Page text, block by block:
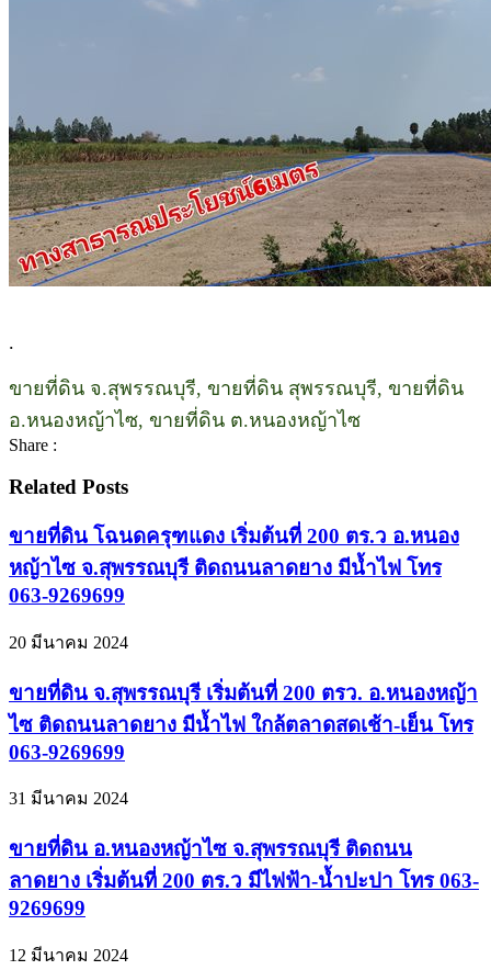
.
ขายที่ดิน จ.สุพรรณบุรี, ขายที่ดิน สุพรรณบุรี, ขายที่ดิน
อ.หนองหญ้าไซ, ขายที่ดิน ต.หนองหญ้าไซ
Share :
Related Posts
ขายที่ดิน โฉนดครุฑแดง เริ่มต้นที่ 200 ตร.ว อ.หนอง
หญ้าไซ จ.สุพรรณบุรี ติดถนนลาดยาง มีน้ำไฟ โทร
063-9269699
20 มีนาคม 2024
ขายที่ดิน จ.สุพรรณบุรี เริ่มต้นที่ 200 ตรว. อ.หนองหญ้า
ไซ ติดถนนลาดยาง มีน้ำไฟ ใกล้ตลาดสดเช้า-เย็น โทร
063-9269699
31 มีนาคม 2024
ขายที่ดิน อ.หนองหญ้าไซ จ.สุพรรณบุรี ติดถนน
ลาดยาง เริ่มต้นที่ 200 ตร.ว มีไฟฟ้า-น้ำปะปา โทร 063-
9269699
12 มีนาคม 2024